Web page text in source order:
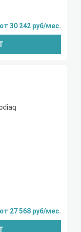
от 30 242 руб/мес.
от 27 568 руб/мес.